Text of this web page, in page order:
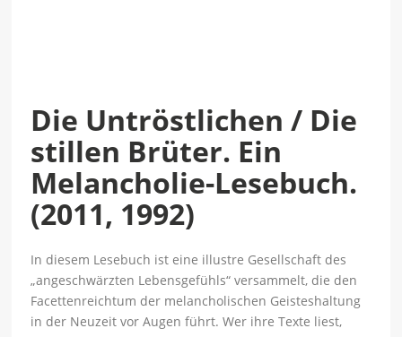
Die Untröstlichen / Die
stillen Brüter. Ein
Melancholie-Lesebuch.
(2011, 1992)
In diesem Lesebuch ist eine illustre Gesellschaft des
„angeschwärzten Lebensgefühls“ versammelt, die den
Facettenreichtum der melancholischen Geisteshaltung
in der Neuzeit vor Augen führt. Wer ihre Texte liest,